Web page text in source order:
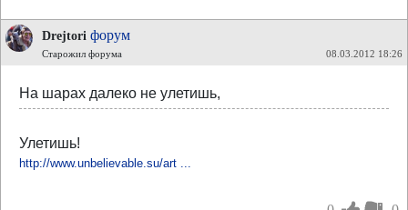
Drejtori форум
Старожил форума 08.03.2012 18:26
На шарах далеко не улетишь,
Улетишь!
http://www.unbelievable.su/art ...